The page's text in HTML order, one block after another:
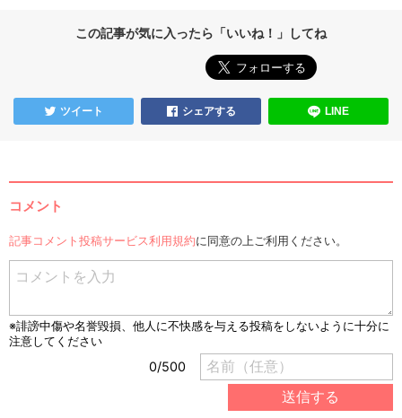
この記事が気に入ったら「いいね！」してね
ツイート シェアする LINE
コメント
記事コメント投稿サービス利用規約に同意の上ご利用ください。